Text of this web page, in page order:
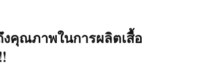
งคุณภาพในการผลิตเสื้อ